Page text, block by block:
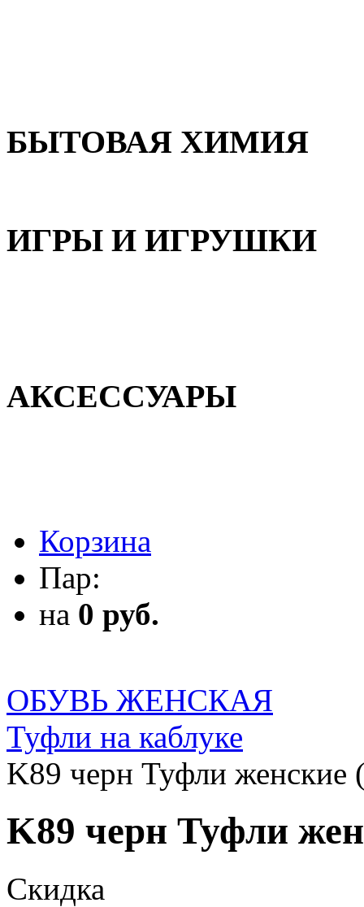
БЫТОВАЯ ХИМИЯ
ИГРЫ И ИГРУШКИ
АКСЕССУАРЫ
Корзина
Пар:
на 0 руб.
ОБУВЬ ЖЕНСКАЯ
Туфли на каблуке
K89 черн Туфли женские
K89 черн Туфли
Скидка